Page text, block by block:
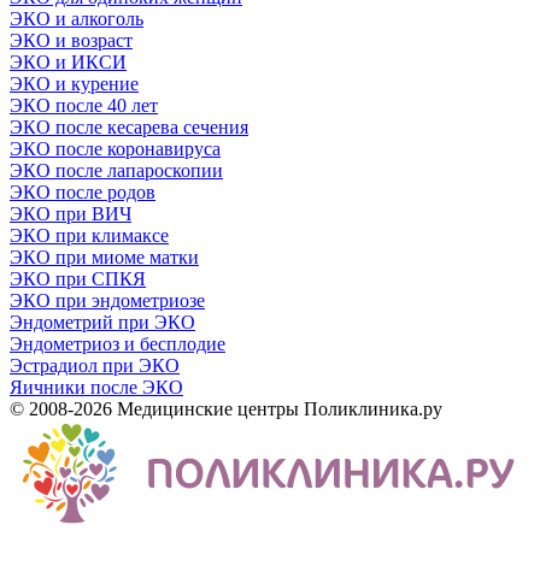
ЭКО и алкоголь
ЭКО и возраст
ЭКО и ИКСИ
ЭКО и курение
ЭКО после 40 лет
ЭКО после кесарева сечения
ЭКО после коронавируса
ЭКО после лапароскопии
ЭКО после родов
ЭКО при ВИЧ
ЭКО при климаксе
ЭКО при миоме матки
ЭКО при СПКЯ
ЭКО при эндометриозе
Эндометрий при ЭКО
Эндометриоз и бесплодие
Эстрадиол при ЭКО
Яичники после ЭКО
© 2008-2026 Медицинские центры Поликлиника.ру